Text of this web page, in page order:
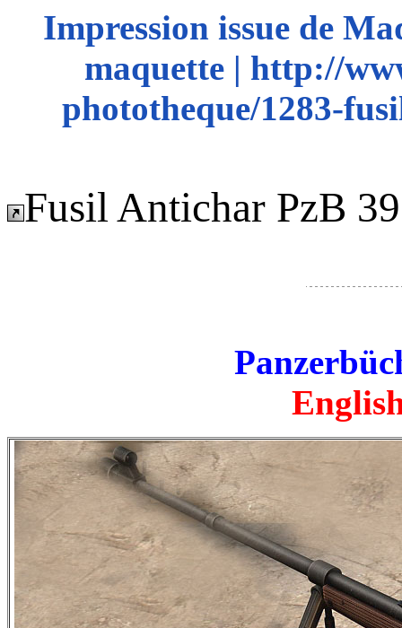
Impression issue de
maquette | http://
phototheque/1283-
Fusil Antichar PzB